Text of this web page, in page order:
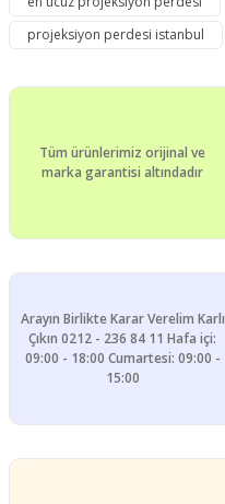
projeksiyon perdesi istanbul
Tüm ürünlerimiz orijinal ve
marka garantisi altındadır
Arayın Birlikte Karar Verelim Karlı
Çıkın 0212 - 236 84 11 Hafa içi:
09:00 - 18:00 Cumartesi: 09:00 -
15:00